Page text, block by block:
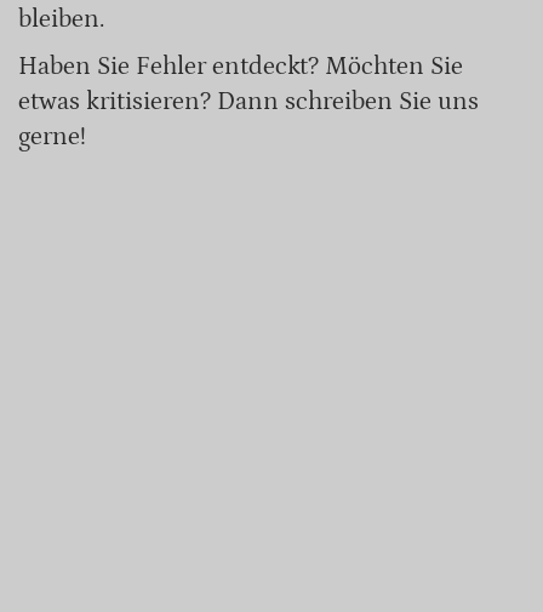
bleiben.
Haben Sie Fehler entdeckt? Möchten Sie
etwas kritisieren? Dann schreiben Sie uns
gerne!